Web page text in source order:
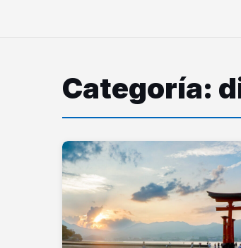
Categoría: